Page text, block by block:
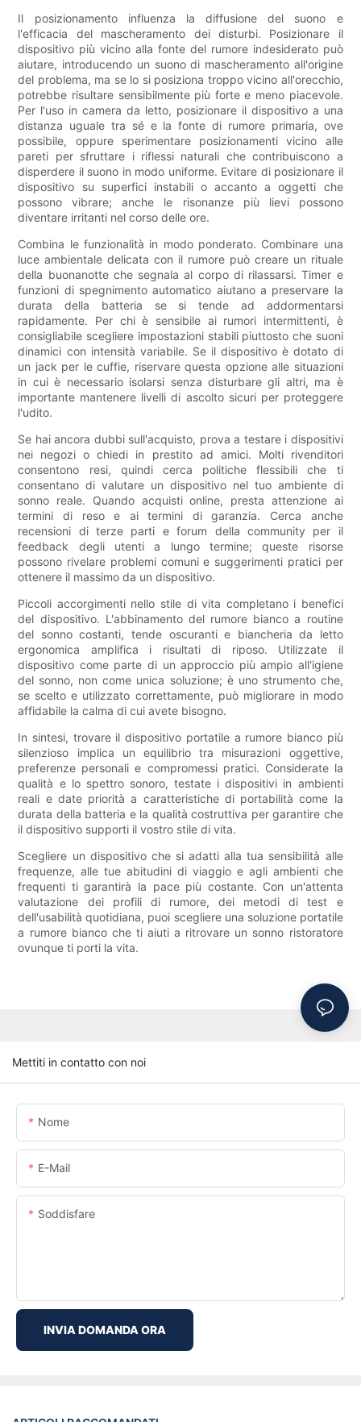
Il posizionamento influenza la diffusione del suono e
l'efficacia del mascheramento dei disturbi. Posizionare il
dispositivo più vicino alla fonte del rumore indesiderato può
aiutare, introducendo un suono di mascheramento all'origine
del problema, ma se lo si posiziona troppo vicino all'orecchio,
potrebbe risultare sensibilmente più forte e meno piacevole.
Per l'uso in camera da letto, posizionare il dispositivo a una
distanza uguale tra sé e la fonte di rumore primaria, ove
possibile, oppure sperimentare posizionamenti vicino alle
pareti per sfruttare i riflessi naturali che contribuiscono a
disperdere il suono in modo uniforme. Evitare di posizionare il
dispositivo su superfici instabili o accanto a oggetti che
possono vibrare; anche le risonanze più lievi possono
diventare irritanti nel corso delle ore.
Combina le funzionalità in modo ponderato. Combinare una
luce ambientale delicata con il rumore può creare un rituale
della buonanotte che segnala al corpo di rilassarsi. Timer e
funzioni di spegnimento automatico aiutano a preservare la
durata della batteria se si tende ad addormentarsi
rapidamente. Per chi è sensibile ai rumori intermittenti, è
consigliabile scegliere impostazioni stabili piuttosto che suoni
dinamici con intensità variabile. Se il dispositivo è dotato di
un jack per le cuffie, riservare questa opzione alle situazioni
in cui è necessario isolarsi senza disturbare gli altri, ma è
importante mantenere livelli di ascolto sicuri per proteggere
l'udito.
Se hai ancora dubbi sull'acquisto, prova a testare i dispositivi
nei negozi o chiedi in prestito ad amici. Molti rivenditori
consentono resi, quindi cerca politiche flessibili che ti
consentano di valutare un dispositivo nel tuo ambiente di
sonno reale. Quando acquisti online, presta attenzione ai
termini di reso e ai termini di garanzia. Cerca anche
recensioni di terze parti e forum della community per il
feedback degli utenti a lungo termine; queste risorse
possono rivelare problemi comuni e suggerimenti pratici per
ottenere il massimo da un dispositivo.
Piccoli accorgimenti nello stile di vita completano i benefici
del dispositivo. L'abbinamento del rumore bianco a routine
del sonno costanti, tende oscuranti e biancheria da letto
ergonomica amplifica i risultati di riposo. Utilizzate il
dispositivo come parte di un approccio più ampio all'igiene
del sonno, non come unica soluzione; è uno strumento che,
se scelto e utilizzato correttamente, può migliorare in modo
affidabile la calma di cui avete bisogno.
In sintesi, trovare il dispositivo portatile a rumore bianco più
silenzioso implica un equilibrio tra misurazioni oggettive,
preferenze personali e compromessi pratici. Considerate la
qualità e lo spettro sonoro, testate i dispositivi in ​​ambienti
reali e date priorità a caratteristiche di portabilità come la
durata della batteria e la qualità costruttiva per garantire che
il dispositivo supporti il ​​vostro stile di vita.
Scegliere un dispositivo che si adatti alla tua sensibilità alle
frequenze, alle tue abitudini di viaggio e agli ambienti che
frequenti ti garantirà la pace più costante. Con un'attenta
valutazione dei profili di rumore, dei metodi di test e
dell'usabilità quotidiana, puoi scegliere una soluzione portatile
a rumore bianco che ti aiuti a ritrovare un sonno ristoratore
ovunque ti porti la vita.
Mettiti in contatto con noi
Nome
E-Mail
Soddisfare
INVIA DOMANDA ORA